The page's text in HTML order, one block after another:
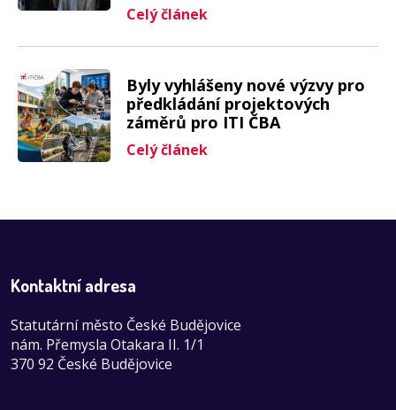
Celý článek
Byly vyhlášeny nové výzvy pro
předkládání projektových
záměrů pro ITI ČBA
Celý článek
Kontaktní adresa
Statutární město České Budějovice
nám. Přemysla Otakara II. 1/1
370 92 České Budějovice